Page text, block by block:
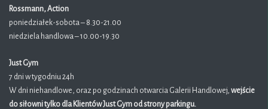
Rossmann, Action
poniedziałek-sobota – 8.30-21.00
niedziela handlowa – 10.00-19.30
Just Gym
7 dni w tygodniu 24h
W dni niehandlowe, oraz po godzinach otwarcia Galerii Handlowej, wejście
do siłowni tylko dla Klientów Just Gym od strony parkingu.